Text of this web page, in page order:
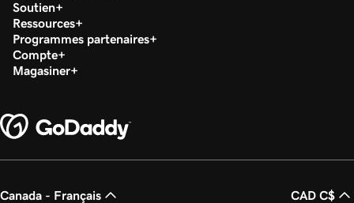
Soutien
Ressources
Programmes partenaires
Compte
Magasiner
Canada - Français CAD C$